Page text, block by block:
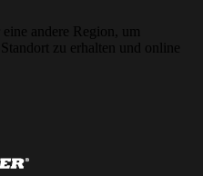
andere Region, um
zu erhalten und online